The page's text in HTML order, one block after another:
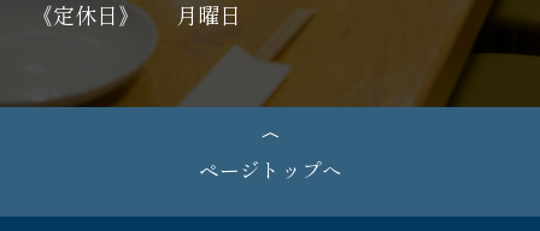
《定休日》
月曜日
ページトップへ